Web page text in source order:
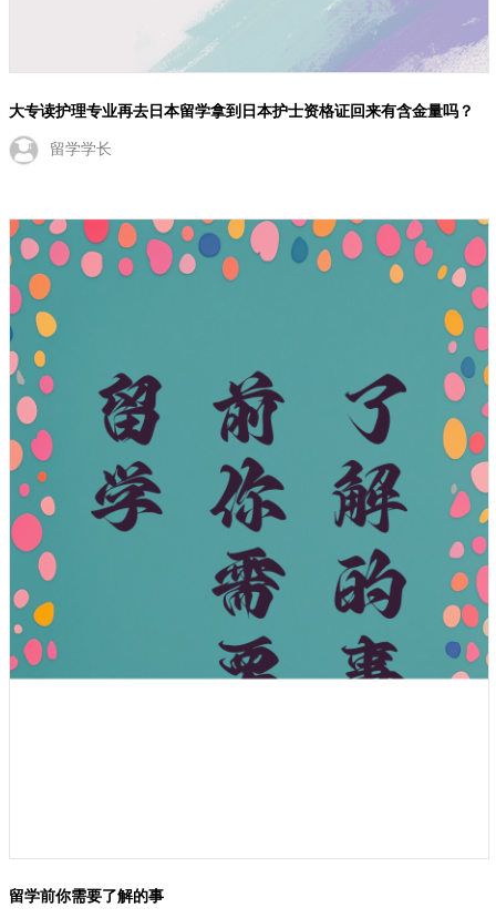
大专读护理专业再去日本留学拿到日本护士资格证回来有含金量吗？
留学学长
留学前你需要了解的事